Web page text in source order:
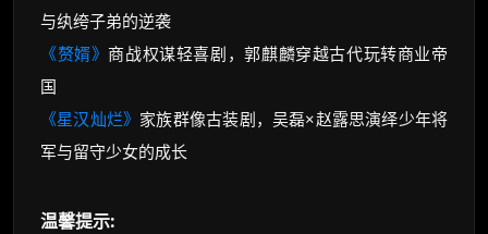
与纨绔子弟的逆袭
《赘婿》 商战权谋轻喜剧，郭麒麟穿越古代玩转商业帝
国
《星汉灿烂》 家族群像古装剧，吴磊×赵露思演绎少年将
军与留守少女的成长
温馨提示: